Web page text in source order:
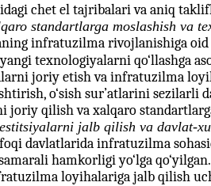
chet el tajribalari va aniq
standartlarga moslashish va
infratuzilma rivojlanishiga
texnologiyalarni qo‘llashga
joriy etish va infratuzilma
o‘sish sur’atlarini sezilarli
joriy qilish va xalqaro
jalb qilish va davlat-
davlatlarida infratuzilma
hamkorligi yo‘lga
loyihalariga jalb qilish